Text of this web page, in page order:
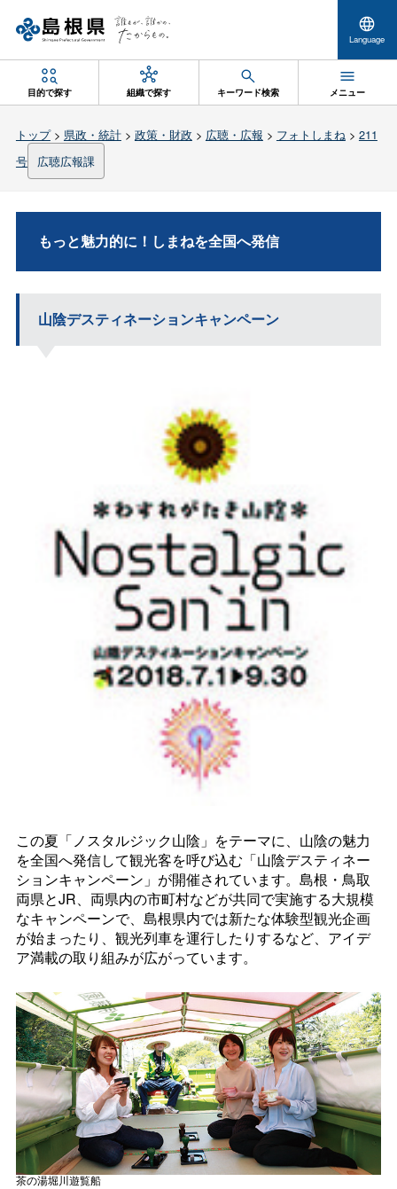
Language
目的で探す 組織で探す キーワード検索 メニュー
トップ> 県政・統計> 政策・財政 > 広聴・広報 > フォトしまね> 211
号
広聴広報課
もっと魅力的に！しまねを全国へ発信
山陰デスティネーションキャンペーン
この夏「ノスタルジック山陰」をテーマに、山陰の魅力
を全国へ発信して観光客を呼び込む「山陰デスティネー
ションキャンペーン」が開催されています。島根・鳥取
両県とJR、両県内の市町村などが共同で実施する大規模
なキャンペーンで、島根県内では新たな体験型観光企画
が始まったり、観光列車を運行したりするなど、アイデ
ア満載の取り組みが広がっています。
茶の湯堀川遊覧船